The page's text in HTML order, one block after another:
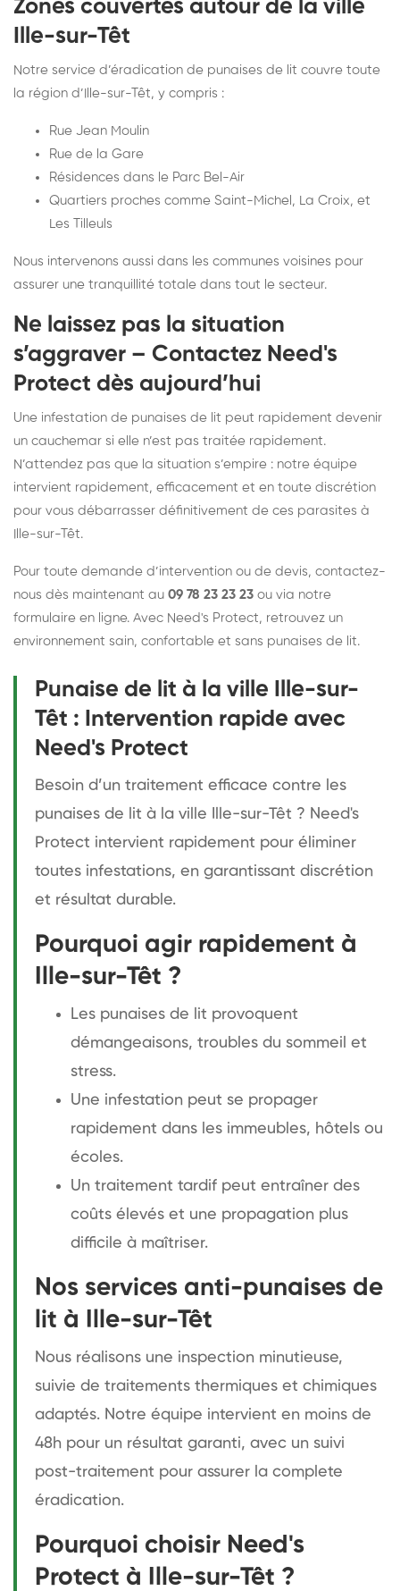
Zones couvertes autour de la ville
Ille-sur-Têt
Notre service d’éradication de punaises de lit couvre toute
la région d’Ille-sur-Têt, y compris :
Rue Jean Moulin
Rue de la Gare
Résidences dans le Parc Bel-Air
Quartiers proches comme Saint-Michel, La Croix, et
Les Tilleuls
Nous intervenons aussi dans les communes voisines pour
assurer une tranquillité totale dans tout le secteur.
Ne laissez pas la situation
s’aggraver – Contactez Need's
Protect dès aujourd’hui
Une infestation de punaises de lit peut rapidement devenir
un cauchemar si elle n’est pas traitée rapidement.
N’attendez pas que la situation s’empire : notre équipe
intervient rapidement, efficacement et en toute discrétion
pour vous débarrasser définitivement de ces parasites à
Ille-sur-Têt.
Pour toute demande d’intervention ou de devis, contactez-
nous dès maintenant au 09 78 23 23 23 ou via notre
formulaire en ligne. Avec Need's Protect, retrouvez un
environnement sain, confortable et sans punaises de lit.
Punaise de lit à la ville Ille-sur-
Têt : Intervention rapide avec
Need's Protect
Besoin d’un traitement efficace contre les
punaises de lit à la ville Ille-sur-Têt ? Need's
Protect intervient rapidement pour éliminer
toutes infestations, en garantissant discrétion
et résultat durable.
Pourquoi agir rapidement à
Ille-sur-Têt ?
Les punaises de lit provoquent
démangeaisons, troubles du sommeil et
stress.
Une infestation peut se propager
rapidement dans les immeubles, hôtels ou
écoles.
Un traitement tardif peut entraîner des
coûts élevés et une propagation plus
difficile à maîtriser.
Nos services anti-punaises de
lit à Ille-sur-Têt
Nous réalisons une inspection minutieuse,
suivie de traitements thermiques et chimiques
adaptés. Notre équipe intervient en moins de
48h pour un résultat garanti, avec un suivi
post-traitement pour assurer la complete
éradication.
Pourquoi choisir Need's
Protect à Ille-sur-Têt ?